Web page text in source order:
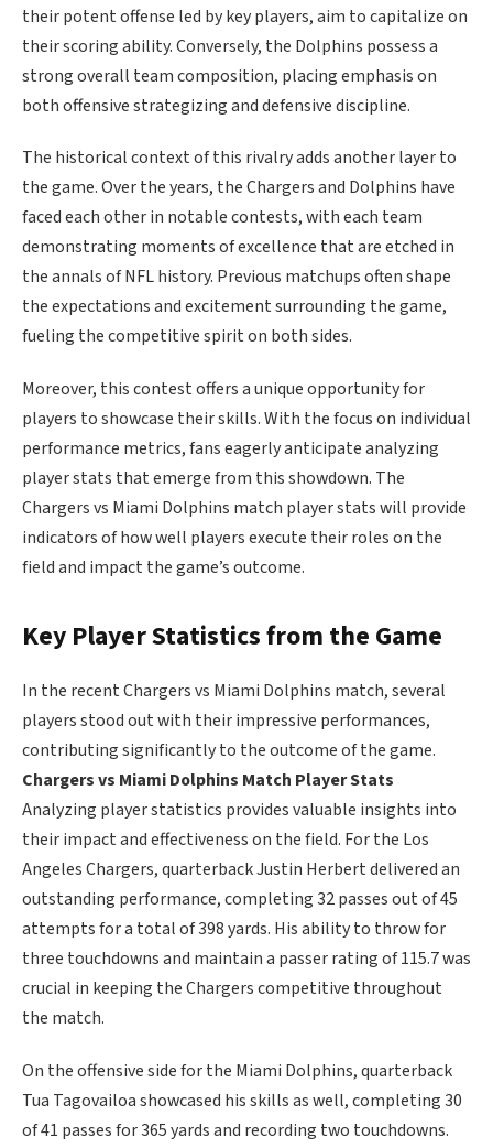
their potent offense led by key players, aim to capitalize on
their scoring ability. Conversely, the Dolphins possess a
strong overall team composition, placing emphasis on
both offensive strategizing and defensive discipline.
The historical context of this rivalry adds another layer to
the game. Over the years, the Chargers and Dolphins have
faced each other in notable contests, with each team
demonstrating moments of excellence that are etched in
the annals of NFL history. Previous matchups often shape
the expectations and excitement surrounding the game,
fueling the competitive spirit on both sides.
Moreover, this contest offers a unique opportunity for
players to showcase their skills. With the focus on individual
performance metrics, fans eagerly anticipate analyzing
player stats that emerge from this showdown. The
Chargers vs Miami Dolphins match player stats will provide
indicators of how well players execute their roles on the
field and impact the game’s outcome.
Key Player Statistics from the Game
In the recent Chargers vs Miami Dolphins match, several
players stood out with their impressive performances,
contributing significantly to the outcome of the game.
Chargers vs Miami Dolphins Match Player Stats
Analyzing player statistics provides valuable insights into
their impact and effectiveness on the field. For the Los
Angeles Chargers, quarterback Justin Herbert delivered an
outstanding performance, completing 32 passes out of 45
attempts for a total of 398 yards. His ability to throw for
three touchdowns and maintain a passer rating of 115.7 was
crucial in keeping the Chargers competitive throughout
the match.
On the offensive side for the Miami Dolphins, quarterback
Tua Tagovailoa showcased his skills as well, completing 30
of 41 passes for 365 yards and recording two touchdowns.